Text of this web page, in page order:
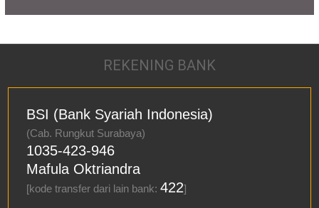
REKENING BANK
BSI (Bank Syariah Indonesia)
(Cab. Rungkut Surabaya)
1035-423-946
Mafula Oktriandra
[kode transfer dari lain bank:422]